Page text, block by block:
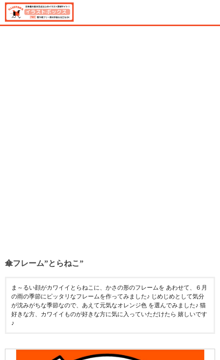
傘フレーム”とらねこ”
ま～るい顔がカワイイとらねこに、かさの形のフレームを あわせて、６月
の雨の季節にピッタリなフレームを作ってみました♪ じめじめとして気分
が沈みがちな季節なので、あえて元気なオレンジ色 を選んでみました♪ 猫
好きな方、カワイイものが好きな方に気に入っていただけたら 嬉しいです
♪